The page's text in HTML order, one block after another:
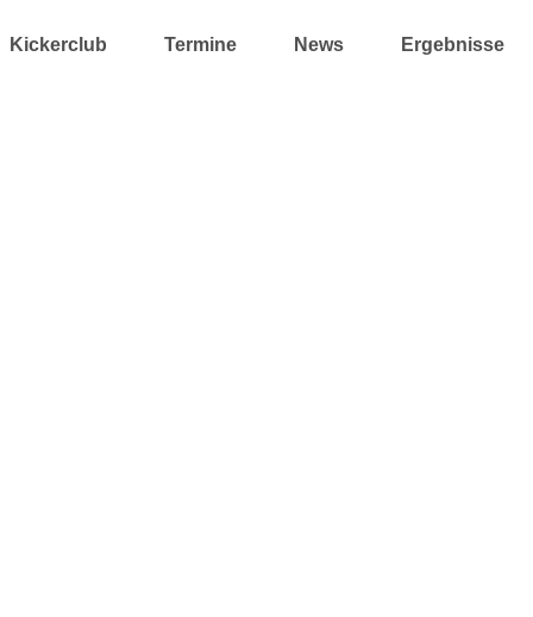
Kickerclub Termine News Ergebnisse